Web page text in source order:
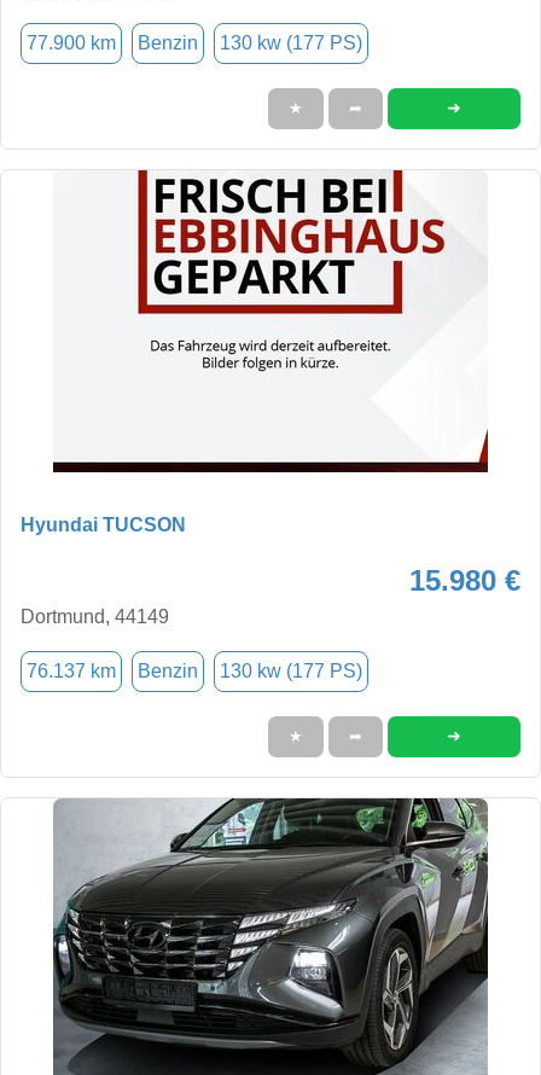
77.900 km Benzin 130 kw (177 PS)
★ ➦ ➜
Hyundai TUCSON
15.980 €
Dortmund, 44149
76.137 km Benzin 130 kw (177 PS)
★ ➦ ➜